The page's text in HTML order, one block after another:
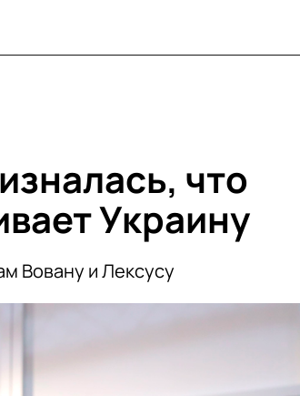
что
Украину
Вовану и Лексусу